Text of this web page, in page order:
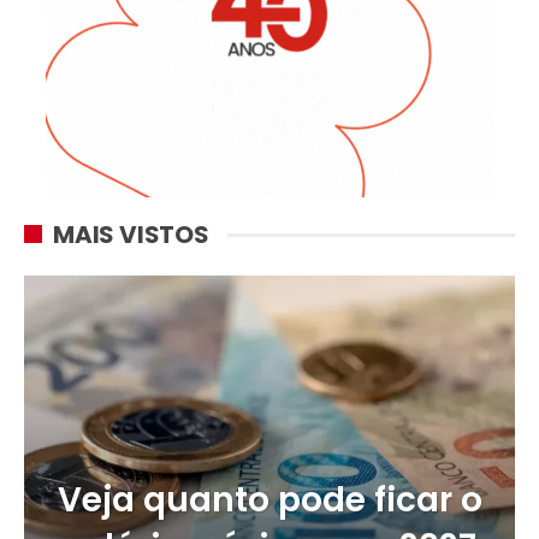
MAIS VISTOS
Veja quanto pode ficar o